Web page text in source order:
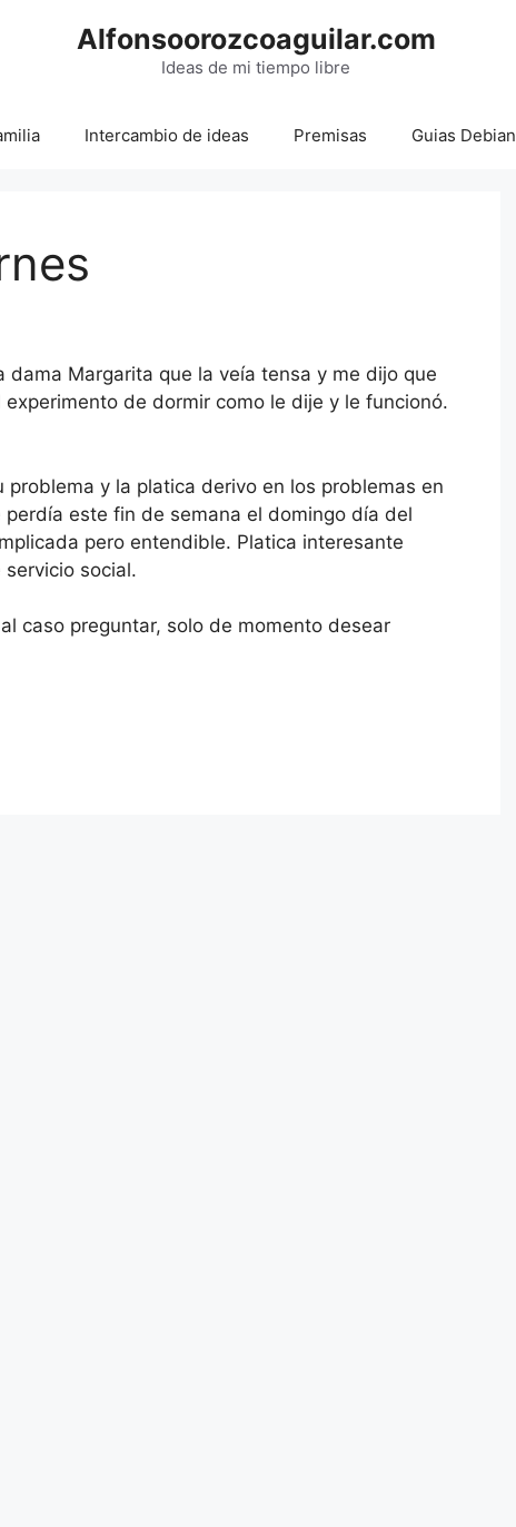
Alfonsoorozcoaguilar.com
Ideas de mi tiempo libre
Intercambio de ideas Premisas Guias Debian
Margarita que la veía tensa y me dijo que
de dormir como le dije y le funcionó.
y la platica derivo en los problemas en
este fin de semana el domingo día del
pero entendible. Platica interesante
social.
caso preguntar, solo de momento desear